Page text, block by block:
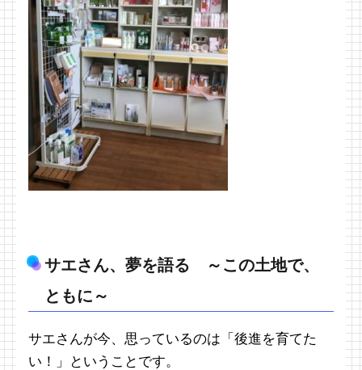
サエさん、夢を語る ～この土地で、
ともに～
サエさんが今、思っているのは「後進を育てた
い！」ということです。